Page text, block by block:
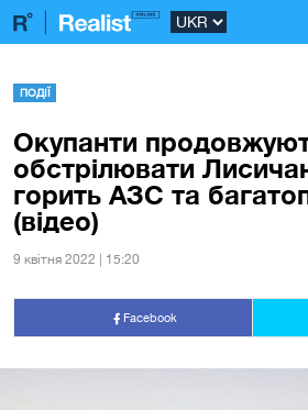
ПОДІЇ
Окупанти
обстрілювати
горить АЗС та
(відео)
9 квiтня 2022 | 15:20
Facebook